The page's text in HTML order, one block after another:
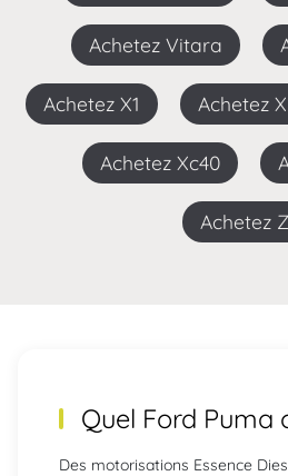
Achetez Vitara
Achetez X1 Achetez
Achetez Xc40
Achetez
Quel Ford Puma
Des motorisations Essence